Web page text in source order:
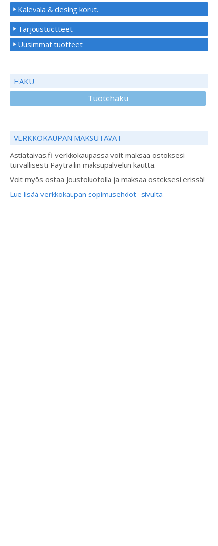
Kalevala & desing korut.
Tarjoustuotteet
Uusimmat tuotteet
HAKU
Tuotehaku
VERKKOKAUPAN MAKSUTAVAT
Astiataivas.fi-verkkokaupassa voit maksaa ostoksesi
turvallisesti Paytrailin maksupalvelun kautta.
Voit myös ostaa Joustoluotolla ja maksaa ostoksesi erissä!
Lue lisää verkkokaupan sopimusehdot -sivulta.